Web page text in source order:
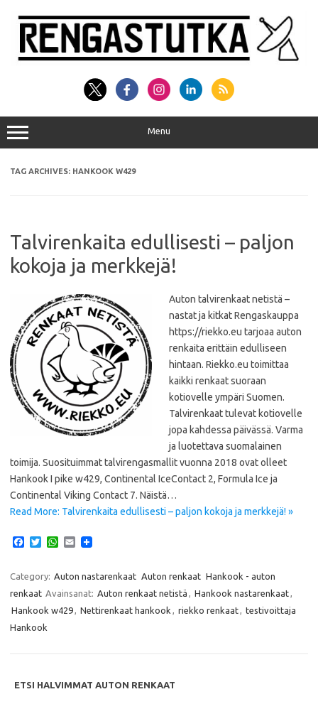
content
Menu
TAG ARCHIVES: HANKOOK W429
Talvirenkaita edullisesti – paljon
kokoja ja merkkejä!
Auton talvirenkaat netistä –
nastat ja kitkat Rengaskauppa
https://riekko.eu tarjoaa auton
renkaita erittäin edulliseen
hintaan. Riekko.eu toimittaa
kaikki renkaat suoraan
kotiovelle ympäri Suomen.
Talvirenkaat tulevat kotiovelle
jopa kahdessa päivässä. Varma
ja luotettava suomalainen
toimija. Suosituimmat talvirengasmallit vuonna 2018 ovat olleet
Hankook I pike w429, Continental IceContact 2, Formula Ice ja
Continental Viking Contact 7. Näistä…
Read More: Talvirenkaita edullisesti – paljon kokoja ja merkkejä! »
e
b
o
o
k
T
t
e
r
W
t
s
A
p
E
i
Category: Auton nastarenkaat Auton renkaat Hankook - auton
renkaat Avainsanat: Auton renkaat netistä Hankook nastarenkaat
Hankook w429
Nettirenkaat hankook riekko renkaat
testivoittaja
Hankook
ETSI HALVIMMAT AUTON RENKAAT